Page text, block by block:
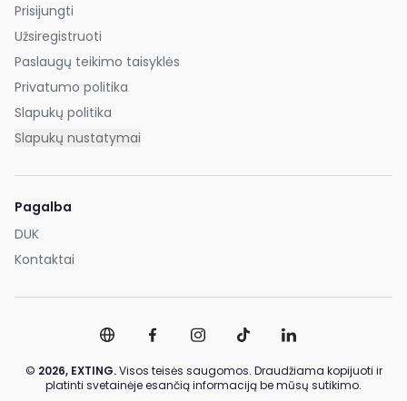
Prisijungti
Užsiregistruoti
Paslaugų teikimo taisyklės
Privatumo politika
Slapukų politika
Slapukų nustatymai
Pagalba
DUK
Kontaktai
© 2026, EXTING.Visos teisės saugomos. Draudžiama kopijuoti ir
platinti svetainėje esančią informaciją be mūsų sutikimo.